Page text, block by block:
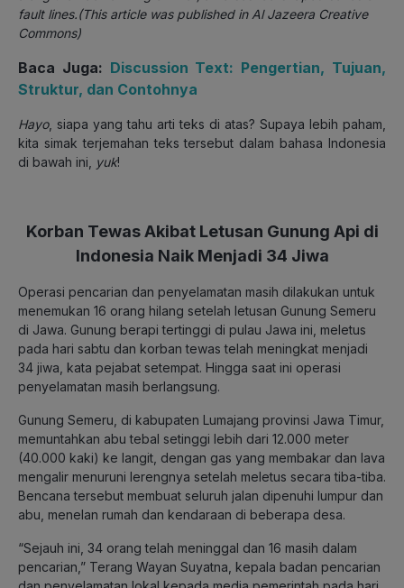
fault lines.(This article was published in Al Jazeera Creative
Commons)
Baca Juga: Discussion Text: Pengertian, Tujuan,
Struktur, dan Contohnya
Hayo, siapa yang tahu arti teks di atas? Supaya lebih paham,
kita simak terjemahan teks tersebut dalam bahasa Indonesia
di bawah ini,
yuk!
Korban Tewas Akibat Letusan Gunung Api di
Indonesia Naik Menjadi 34 Jiwa
Operasi pencarian dan penyelamatan masih dilakukan untuk
menemukan 16 orang hilang setelah letusan Gunung Semeru
di Jawa. Gunung berapi tertinggi di pulau Jawa ini, meletus
pada hari sabtu dan korban tewas telah meningkat menjadi
34 jiwa, kata pejabat setempat. Hingga saat ini operasi
penyelamatan masih berlangsung.
Gunung Semeru, di kabupaten Lumajang provinsi Jawa Timur,
memuntahkan abu tebal setinggi lebih dari 12.000 meter
(40.000 kaki) ke langit, dengan gas yang membakar dan lava
mengalir menuruni lerengnya setelah meletus secara tiba-tiba.
Bencana tersebut membuat seluruh jalan dipenuhi lumpur dan
abu, menelan rumah dan kendaraan di beberapa desa.
“Sejauh ini, 34 orang telah meninggal dan 16 masih dalam
pencarian,” Terang Wayan Suyatna, kepala badan pencarian